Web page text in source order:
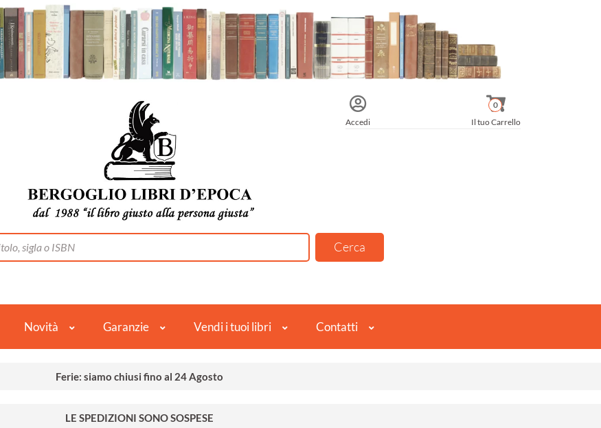
Accedi Il tuo Carrello
0
Novità Garanzie Vendi i tuoi libri Contatti
Ferie: siamo chiusi fino al 24 Agosto
LE SPEDIZIONI SONO SOSPESE